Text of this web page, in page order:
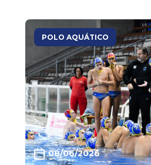
POLO AQUÁTICO
08/06/2026